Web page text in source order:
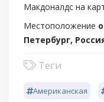
Макдоналдс на
Местоположение
Петербург,
Теги
Американская